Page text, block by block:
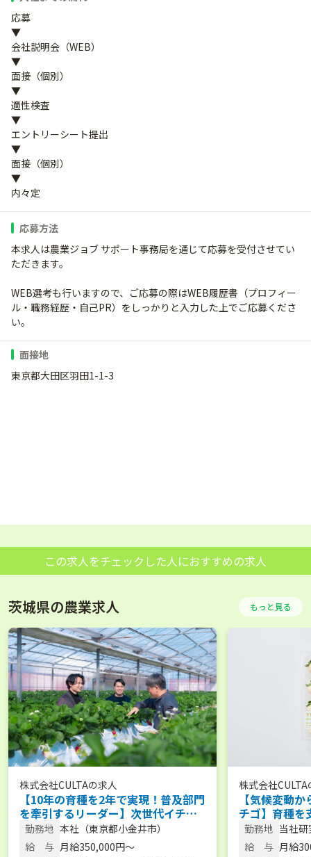
応募
▼
会社説明会（WEB）
▼
面接（個別）
▼
適性検査
▼
エントリーシート提出
▼
面接（個別）
▼
内々定
応募方法
本求人は農業ジョブ サポート事務局を通じて応募を受付させてい
ただきます。
WEB選考も行いますので、ご応募の際はWEB履歴書（プロフィー
ル・職務経歴・自己PR）をしっかりと入力した上でご応募くださ
い。
面接地
東京都大田区羽田1-1-3
この求人をチェックした人におすすめの求人
茨城県の農業求人 もっと見る
株式会社CULTAの求人
【10年の育種を2年で実現！普及部門
を牽引するリーダー】次世代イチゴ
の栽培手法を確立する研究員＜フレ
ックスタイム制／週休2日＞
勤務地 本社（東京都小金井市）
給 与 月給350,000円～
株式会社CULTA
【気候変動
チゴ】育種を
レックスタ
勤務地 当社
千葉
給 与 月給